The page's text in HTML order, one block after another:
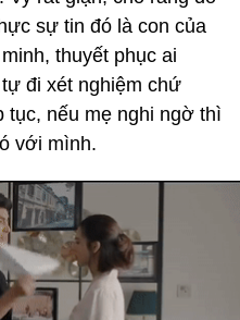
sự tin đó là con của
thuyết phục ai
đi xét nghiệm chứ
tục, nếu mẹ nghi ngờ thì
với mình.